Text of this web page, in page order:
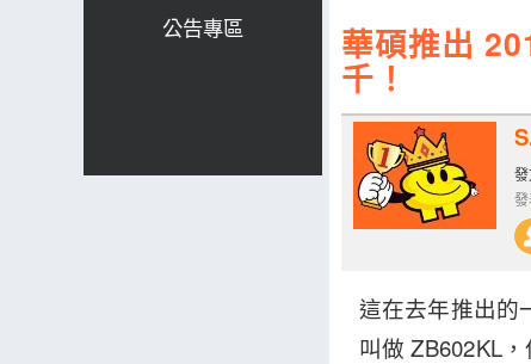
公告專區
華碩推出
千！
這在去年推出的
叫做 ZB602KL